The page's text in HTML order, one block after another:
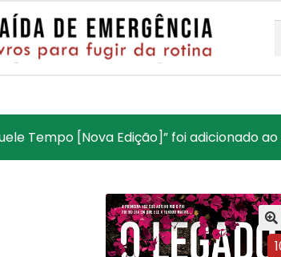
Tempo [Nova Edição]” foi adicionado